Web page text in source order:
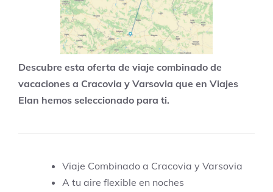
Descubre esta oferta de viaje combinado de
vacaciones a Cracovia y Varsovia que en Viajes
Elan hemos seleccionado para ti.
Viaje Combinado a Cracovia y Varsovia
A tu aire flexible en noches